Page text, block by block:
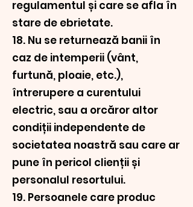
regulamentul și care se afla în
stare de ebrietate.
18. Nu se returnează banii în
caz de intemperii (vânt,
furtună, ploaie, etc.),
întrerupere a curentului
electric, sau a orcăror altor
condiții independente de
societatea noastră sau care ar
pune în pericol clienții și
personalul resortului.
19. Persoanele care produc